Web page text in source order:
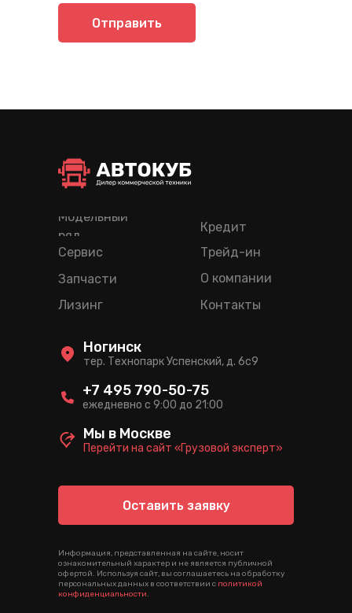
Отправить
Лизинг
Кредит
Трейд-ин
Модельный
ряд
Сервис
Запчасти
О компании
Контакты
Оставить заявку
Информация, представленная на сайте, носит
ознакомительный характер и не является публичной
офертой. Используя сайт, вы соглашаетесь на обработку
персональных данных в соответствии с политикой
конфиденциальности.
тер. Технопарк Успенский, д. 6c9
Ногинск
ежедневно с 9:00 до 21:00
+7 495 790-50-75
Перейти на сайт «Грузовой эксперт»
Мы в Москве